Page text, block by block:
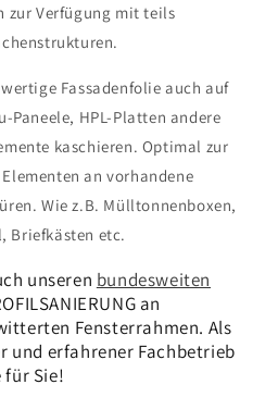
zur Verfügung mit teils
Fassadenfolie auch auf
Paneele, HPL-Platten andere
kaschieren. Optimal zur
an vorhandene
Wie z.B. Mülltonnenboxen,
Briefkästen etc.
unseren bundesweiten
an
Fensterrahmen. Als
und erfahrener Fachbetrieb
für Sie!